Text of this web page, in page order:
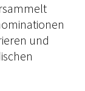
und